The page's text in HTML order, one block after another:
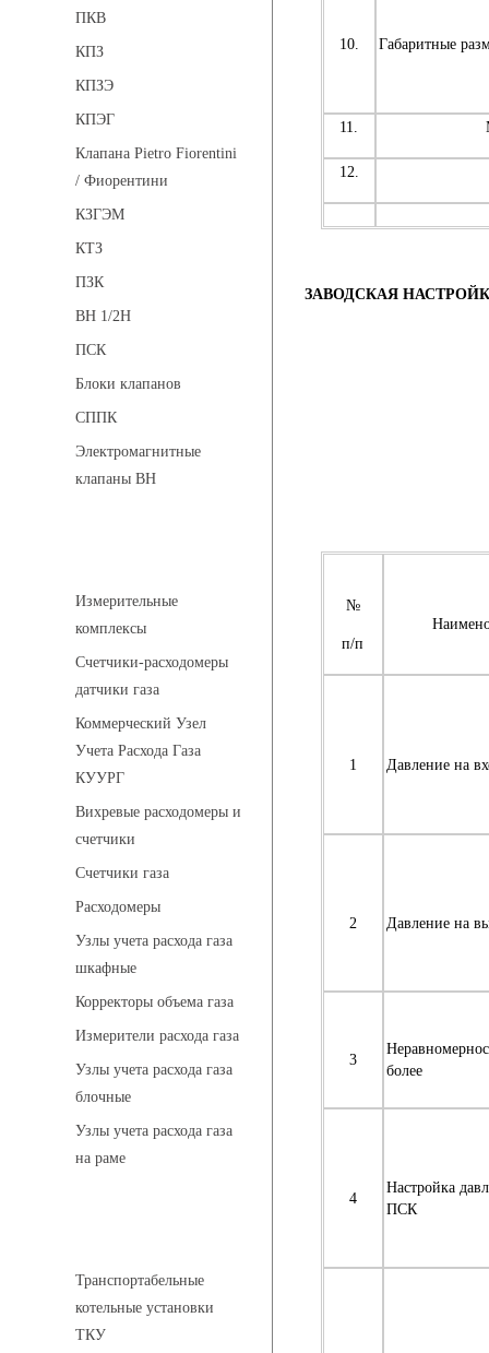
ПКВ
КПЗ
КПЗЭ
КПЭГ
Клапана Pietro Fiorentini
/ Фиорентини
КЗГЭМ
КТЗ
ПЗК
ВН 1/2Н
ПСК
Блоки клапанов
СППК
Электромагнитные
клапаны ВН
Измерительные
комплексы
Счетчики-расходомеры
датчики газа
Коммерческий Узел
Учета Расхода Газа
КУУРГ
Вихревые расходомеры и
счетчики
Счетчики газа
Расходомеры
Узлы учета расхода газа
шкафные
Корректоры объема газа
Измерители расхода газа
Узлы учета расхода газа
блочные
Узлы учета расхода газа
на раме
Транспортабельные
котельные установки
ТКУ
10. Габаритные
11.
12.
ЗАВОДСКАЯ
№
п/п
1 Давление на
2 Давление на
3
более
4
Настройка
ПСК